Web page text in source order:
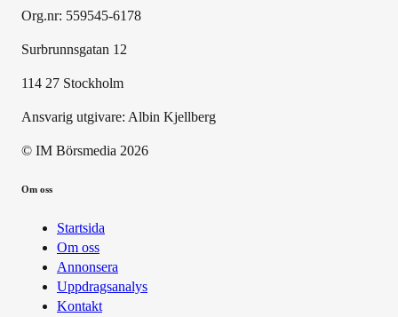
Org.nr: 559545-6178
Surbrunnsgatan 12
114 27 Stockholm
Ansvarig utgivare: Albin Kjellberg
© IM Börsmedia 2026
Om oss
Startsida
Om oss
Annonsera
Uppdragsanalys
Kontakt